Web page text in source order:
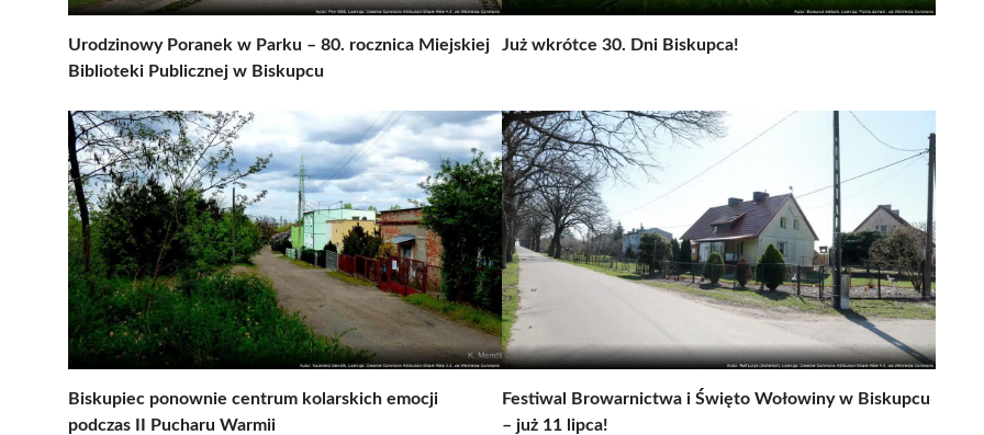
Urodzinowy Poranek w Parku – 80. rocznica Miejskiej
Biblioteki Publicznej w Biskupcu
Już wkrótce 30. Dni Biskupca!
Biskupiec ponownie centrum kolarskich emocji
podczas II Pucharu Warmii
Festiwal Browarnictwa i Święto Wołowiny w Biskupcu
– już 11 lipca!